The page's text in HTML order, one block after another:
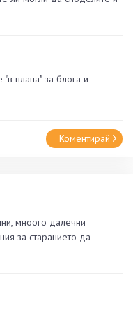
плана" за блога и
Коментирай
мноого далечни
за старанието да